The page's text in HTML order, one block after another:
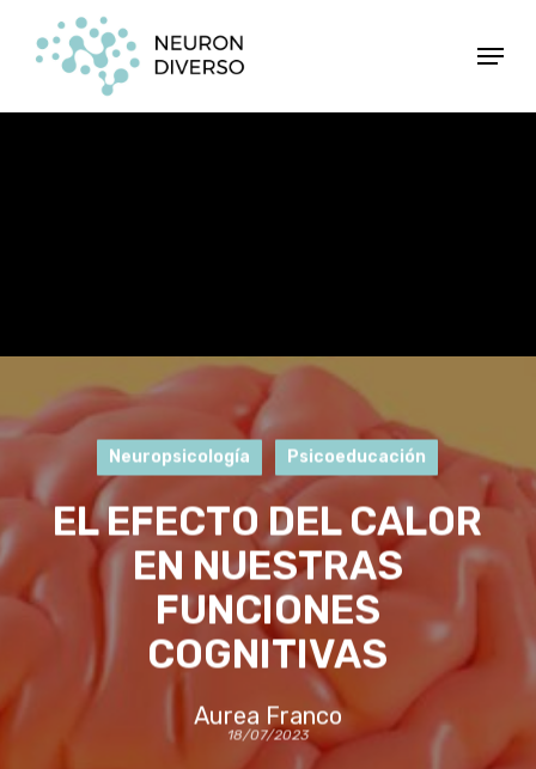
principal
Menú
Neuropsicología Psicoeducación
EL EFECTO DEL CALOR
EN NUESTRAS
FUNCIONES
COGNITIVAS
Aurea Franco
18/07/2023